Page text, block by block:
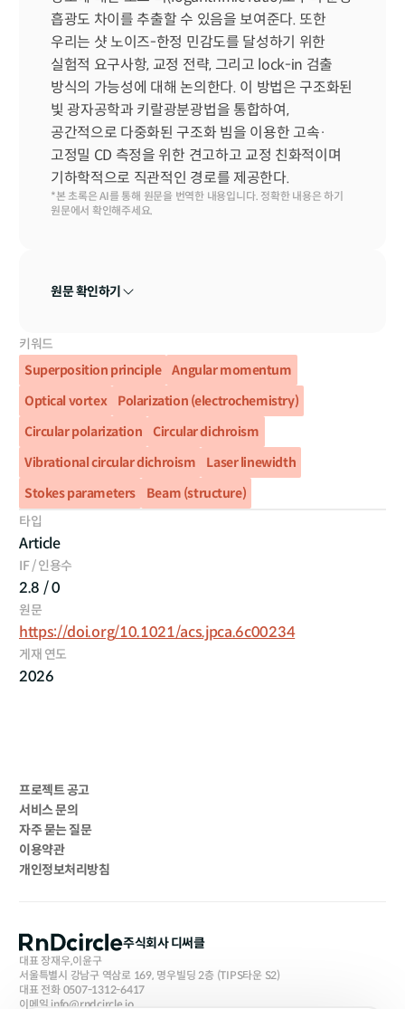
흡광도 차이를 추출할 수 있음을 보여준다. 또한
우리는 샷 노이즈-한정 민감도를 달성하기 위한
실험적 요구사항, 교정 전략, 그리고 lock-in 검출
방식의 가능성에 대해 논의한다. 이 방법은 구조화된
빛 광자공학과 키랄광분광법을 통합하여,
공간적으로 다중화된 구조화 빔을 이용한 고속·
고정밀 CD 측정을 위한 견고하고 교정 친화적이며
기하학적으로 직관적인 경로를 제공한다.
*본 초록은 AI를 통해 원문을 번역한 내용입니다. 정확한 내용은 하기
원문에서 확인해주세요.
원문 확인하기
키워드
Superposition principle
Angular momentum
Optical vortex
Polarization (electrochemistry)
Circular polarization
Circular dichroism
Vibrational circular dichroism
Laser linewidth
Stokes parameters
Beam (structure)
타입
Article
IF / 인용수
2.8 / 0
원문
https://doi.org/10.1021/acs.jpca.6c00234
게재 연도
2026
프로젝트 공고
서비스 문의
자주 묻는 질문
이용약관
개인정보처리방침
주식회사 디써클
대표 장재우,이윤구
서울특별시 강남구 역삼로 169, 명우빌딩 2층 (TIPS타운 S2)
대표 전화 0507-1312-6417
이메일 info@rndcircle.io